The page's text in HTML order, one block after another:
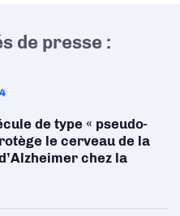
de presse :
de type « pseudo-
le cerveau de la
chez la